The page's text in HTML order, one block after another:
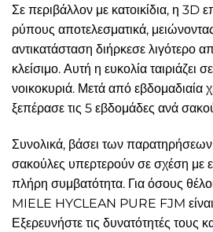
Σε περιβάλλον με κατοικίδια, η 3D
ρύπους αποτελεσματικά,
αντικατάσταση διήρκεσε λιγότερο
κλείσιμο. Αυτή η ευκολία ταιριάζει
νοικοκυριά. Μετά από εβδομαδιαία
ξεπέρασε τις 5 εβδομάδες ανά
Συνολικά, βάσει των παρατηρήσεων
σακούλες υπερτερούν σε σχέση με
πλήρη συμβατότητα. Για όσους
MIELE HYCLEAN PURE FJM είναι
Εξερευνήστε τις δυνατότητές τους